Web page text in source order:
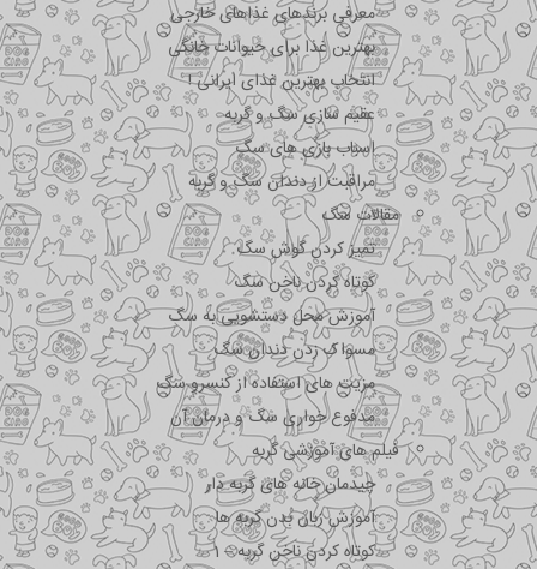
معرفی برندهای غذاهای خارجی
بهترین غذا برای حیوانات خانگی
انتخاب بهترین غذای ایرانی !
عقیم سازی سگ و گربه
اسباب بازی های سگ
مراقبت از دندان سگ و گربه
مقالات سگ
تمیز کردن گوش سگ
کوتاه کردن ناخن سگ
آموزش محل دستشویی به سگ
مسواک زدن دندان سگ
مزیت های استفاده از کنسرو سگ
مدفوع خواری سگ و درمان آن
فیلم های آموزشی گربه
چیدمان خانه های گربه دار
آموزش زبان بدن گربه ها
کوتاه کردن ناخن گربه – 1